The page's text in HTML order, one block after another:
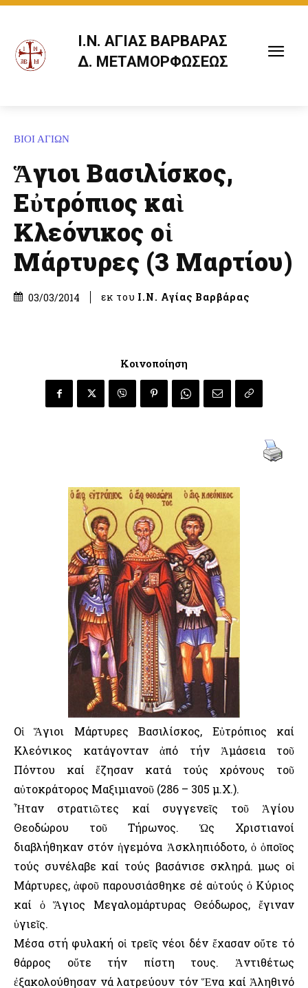
Ι.Ν. ΑΓΙΑΣ ΒΑΡΒΑΡΑΣ
Δ. ΜΕΤΑΜΟΡΦΩΣΕΩΣ
ΒΙΟΙ ΑΓΙΩΝ
Ἅγιοι Βασιλίσκος,
Εὐτρόπιος καὶ
Κλεόνικος οἱ
Μάρτυρες (3 Μαρτίου)
03/03/2014 εκ του Ι.Ν. Αγίας Βαρβάρας
Κοινοποίηση
Οἱ Ἅγιοι Μάρτυρες Βασιλίσκος, Εὐτρόπιος καί
Κλεόνικος κατάγονταν ἀπό τήν Ἀμάσεια τοῦ
Πόντου καί ἔζησαν κατά τούς χρόνους τοῦ
αὐτοκράτορος Μαξιμιανοῦ (286 – 305 μ.Χ.).
Ἦταν στρατιῶτες καί συγγενεῖς τοῦ Ἁγίου
Θεοδώρου τοῦ Τήρωνος. Ὡς Χριστιανοί
διαβλήθηκαν στόν ἡγεμόνα Ἀσκληπιόδοτο, ὁ ὁποῖος
τούς συνέλαβε καί τούς βασάνισε σκληρά. Ὅμως οἱ
Μάρτυρες, ἀφοῦ παρουσιάσθηκε σέ αὐτούς ὁ Κύριος
καί ὁ Ἅγιος Μεγαλομάρτυρας Θεόδωρος, ἔγιναν
ὑγιεῖς.
Μέσα στή φυλακή οἱ τρεῖς νέοι δέν ἔχασαν οὔτε τό
θάρρος οὔτε τήν πίστη τους. Ἀντιθέτως
ἐξακολούθησαν νά λατρεύουν τόν Ἕνα καί Ἀληθινό